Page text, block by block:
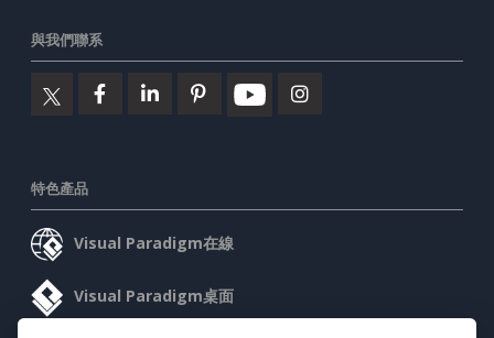
與我們聯系
特色產品
Visual Paradigm在線
Visual Paradigm桌面